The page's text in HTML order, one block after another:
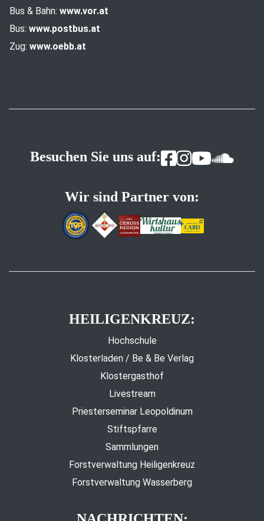
Bus & Bahn: www.vor.at
Bus: www.postbus.at
Zug: www.oebb.at
Besuchen Sie uns auf:
Wir sind Partner von:
HEILIGENKREUZ:
Hochschule
Klosterladen / Be & Be Verlag
Klostergasthof
Livestream
Priesterseminar Leopoldinum
Stiftspfarre
Sammlungen
Forstverwaltung Heiligenkreuz
Forstverwaltung Wasserberg